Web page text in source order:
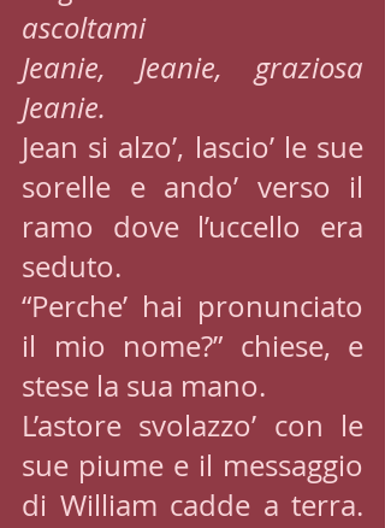
ascoltami
Jeanie, Jeanie, graziosa
Jeanie.
Jean si alzo’, lascio’ le sue
sorelle e ando’ verso il
ramo dove l’uccello era
seduto.
“Perche’ hai pronunciato
il mio nome?” chiese, e
stese la sua mano.
L’astore svolazzo’ con le
sue piume e il messaggio
di William cadde a terra.